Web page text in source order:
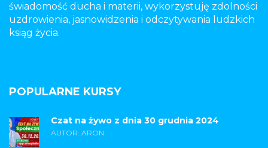
świadomość ducha i materii, wykorzystuję zdolności
uzdrowienia, jasnowidzenia i odczytywania ludzkich
ksiąg życia.
POPULARNE KURSY
Czat na żywo z dnia 30 grudnia 2024
AUTOR: ARON